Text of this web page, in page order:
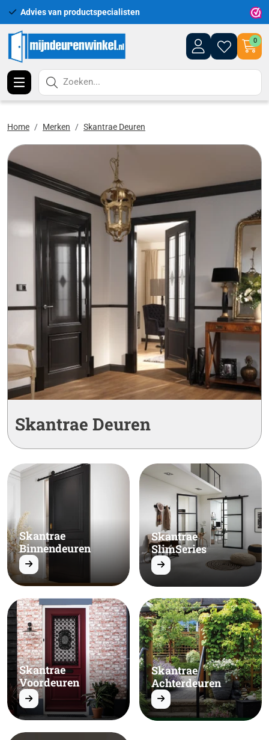
Advies van productspecialisten
0
Zoeken...
Home Merken Skantrae Deuren
Skantrae Deuren
Skantrae
Binnendeuren
Skantrae
SlimSeries
Skantrae
Voordeuren
Skantrae
Achterdeuren